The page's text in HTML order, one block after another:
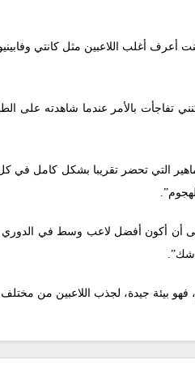
أغلب اللاعبين مثل كانتي
تفاجأت بالأمر عندما شاهدته على
التي تحضر تقريبا بشكل كامل في
أن أكون أفضل لاعب وسط في
شك”.
بيئة جيدة، لجذب اللاعبين من مختلف